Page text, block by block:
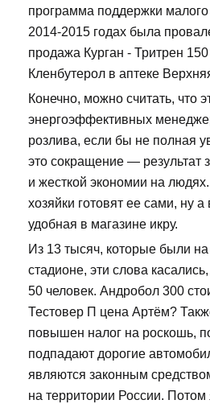
программа поддержки малого
2014-2015 годах была
продажа Курган - Тритрен
Кленбутерол в аптеке
Конечно, можно считать, что
энергоэффективных
розлива, если бы не полная
это сокращение — результат
и жесткой экономии на
хозяйки готовят ее сами, ну
удобная в магазине икру.
Из 13 тысяч, которые были
стадионе, эти слова
50 человек. Андробол 300
Тестовер П цена Артём?
повышен налог на роскошь,
подпадают дорогие
являются законным
на территории России.